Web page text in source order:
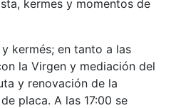
kermes y momentos de
kermés; en tanto a las
la Virgen y mediación del
y renovación de la
placa. A las 17:00 se